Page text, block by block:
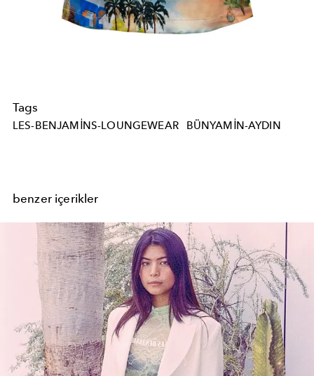
Tags
LES-BENJAMINS-LOUNGEWEAR BÜNYAMIN-AYDIN
benzer içerikler